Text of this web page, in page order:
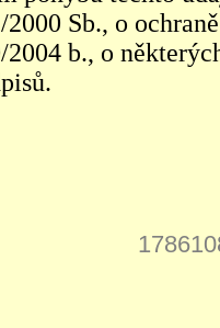
Sb., o
2004 b., o